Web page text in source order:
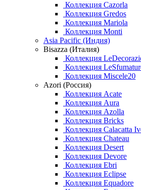
Коллекция Cazorla
Коллекция Gredos
Коллекция Mariola
Коллекция Monti
Asia Pacific (Индия)
Bisazza (Италия)
Коллекция
Коллекция
Коллекция Miscele20
Azori (Россия)
Коллекция Acate
Коллекция Aura
Коллекция Azolla
Коллекция Bricks
Коллекция Calacatta
Коллекция Chateau
Коллекция Desert
Коллекция Devore
Коллекция Ebri
Коллекция Eclipse
Коллекция Equadore